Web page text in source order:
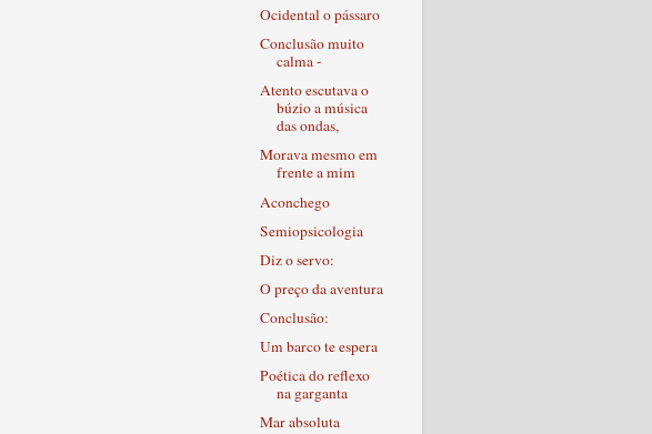
Ocidental o pássaro
Conclusão muito
calma -
Atento escutava o
búzio a música
das ondas,
Morava mesmo em
frente a mim
Aconchego
Semiopsicologia
Diz o servo:
O preço da aventura
Conclusão:
Um barco te espera
Poética do reflexo
na garganta
Mar absoluta